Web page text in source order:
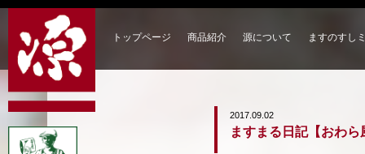
トップページ 商品紹介 源について ますのすし
2017.09.02
ますまる日記【おわら